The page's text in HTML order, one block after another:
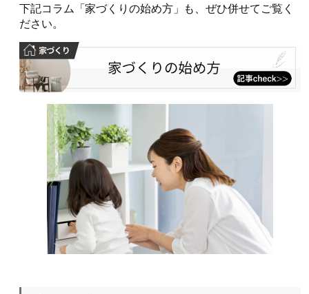
下記コラム「家づくりの始め方」も、ぜひ併せてご覧く
ださい。